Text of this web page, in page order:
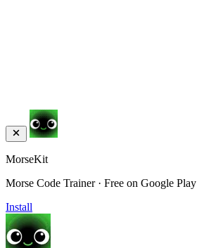
MorseKit
Morse Code Trainer · Free on Google Play
Install